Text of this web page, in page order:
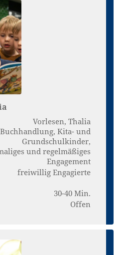
Vorlesen, Thalia
Buchhandlung, Kita- und
Grundschulkinder,
und regelmäßiges
Engagement
freiwillig Engagierte
30-40 Min.
Offen